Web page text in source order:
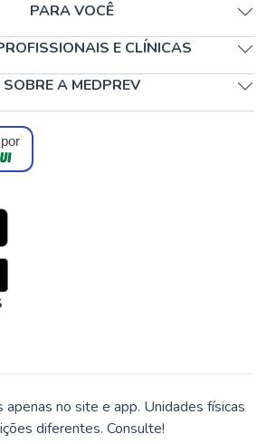
PARA VOCÊ
E CLÍNICAS
SOBRE A MEDPREV
apenas no site e app. Unidades físicas
diferentes. Consulte!